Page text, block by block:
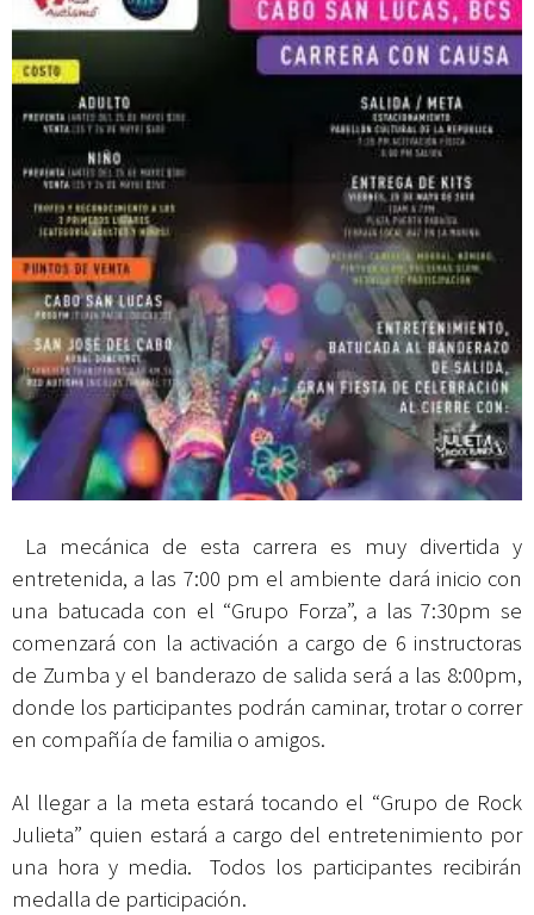
La mecánica de esta carrera es muy divertida y
entretenida, a las 7:00 pm el ambiente dará inicio con
una batucada con el “Grupo Forza”, a las 7:30pm se
comenzará con la activación a cargo de 6 instructoras
de Zumba y el banderazo de salida será a las 8:00pm,
donde los participantes podrán caminar, trotar o correr
en compañía de familia o amigos.
Al llegar a la meta estará tocando el “Grupo de Rock
Julieta” quien estará a cargo del entretenimiento por
una hora y media. Todos los participantes recibirán
medalla de participación.